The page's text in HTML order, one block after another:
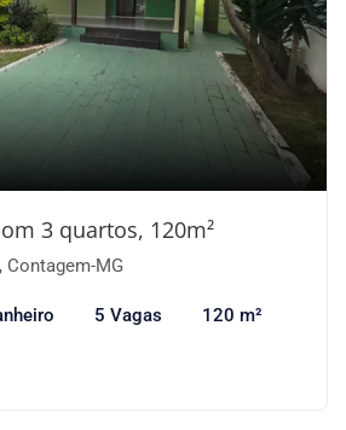
3 quartos, 120m²
Contagem-MG
5 Vagas 120 m²